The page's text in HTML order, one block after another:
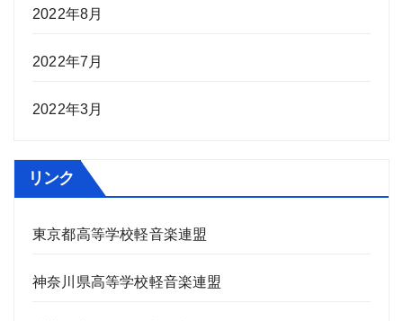
2022年8月
2022年7月
2022年3月
リンク
東京都高等学校軽音楽連盟
神奈川県高等学校軽音楽連盟